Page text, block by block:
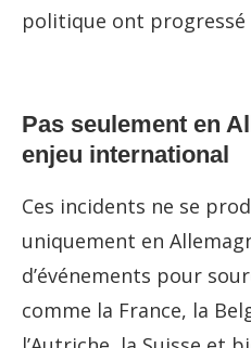
politique ont progressé
Pas seulement en
enjeu international
Ces incidents ne se
uniquement en
d’événements pour
comme la France, la